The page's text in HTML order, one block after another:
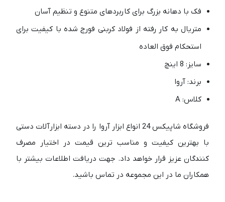
فک با دهانه بزرگ برای کاربردهای متنوع و تنظیم آسان
متریال به کار رفته از فولاد کربنی فورج شده با کیفیت برای
استحکام فوق العاده
سایز: 8 اینچ
برند: آروا
کلاس: A
فروشگاه شاپیکس 24 انواع ابزار آروا را در دسته ابزارآلات دستی
با بهترین کیفیت و مناسب ترین قیمت در اختیار مصرف
کنندگان عزیز قرار خواهد داد. جهت دریافت اطلاعات بیشتر با
همکاران ما در این مجموعه در تماس باشید.